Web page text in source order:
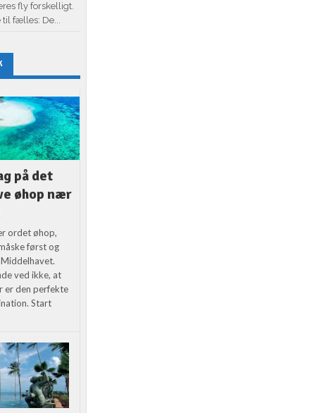
fly forskelligt.
til fælles: De...
på det
øhop nær
ordet øhop,
først og
ved ikke, at
er den perfekte
Start